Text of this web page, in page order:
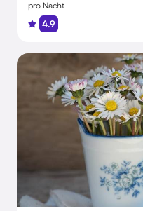
pro Nacht
4.9